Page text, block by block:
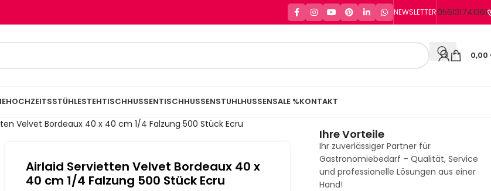
NEWSLETTER056131741361
0,00
HOCHZEITSSTÜHLESTEHTISCHHUSSENTISCHHUSSENSTUHLHUSSENSALE %KONTAKT
Velvet Bordeaux 40 x 40 cm 1/4 Falzung 500 Stück Ecru
Airlaid Servietten Velvet Bordeaux 40 x
40 cm 1/4 Falzung 500 Stück Ecru
Ihre Vorteile
Ihr zuverlässiger Partner für
Gastronomiebedarf – Qualität, Service
und professionelle Lösungen aus einer
Hand!